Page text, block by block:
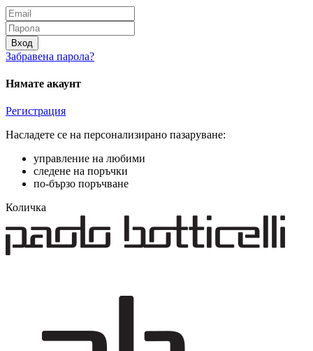
Вход
Забравена парола?
Нямате акаунт
Регистрация
Насладете се на персонализирано пазаруване:
управление на любими
следене на поръчки
по-бързо поръчване
Количка